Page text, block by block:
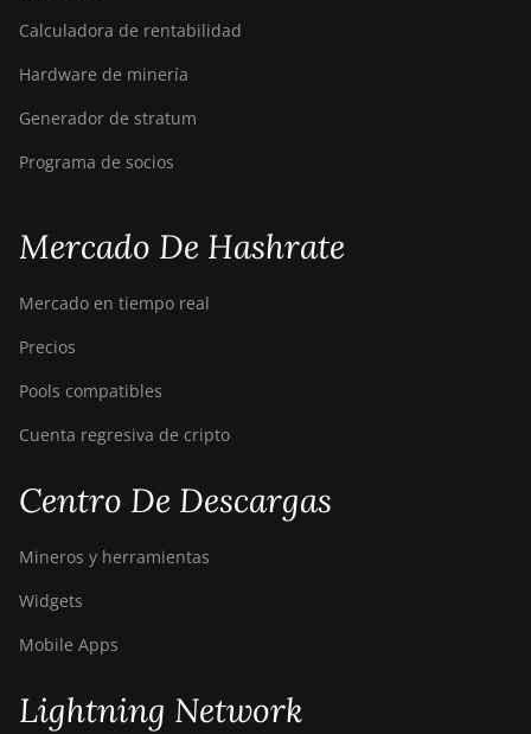
Calculadora de rentabilidad
Hardware de minería
Generador de stratum
Programa de socios
Mercado De Hashrate
Mercado en tiempo real
Precios
Pools compatibles
Cuenta regresiva de cripto
Centro De Descargas
Mineros y herramientas
Widgets
Mobile Apps
Lightning Network